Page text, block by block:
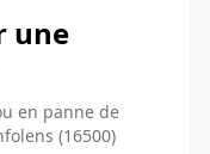
une
en panne de
(16500)